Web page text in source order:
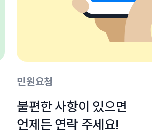
민원요청
불편한 사항이 있으면
언제든 연락 주세요!